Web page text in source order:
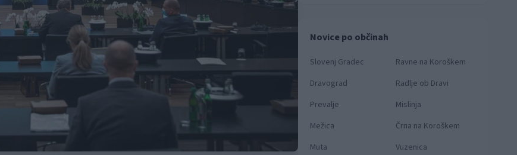
Novice po občinah
Slovenj Gradec
Ravne na Koroškem
Dravograd
Radlje ob Dravi
Prevalje
Mislinja
Mežica
Črna na Koroškem
Muta
Vuzenica